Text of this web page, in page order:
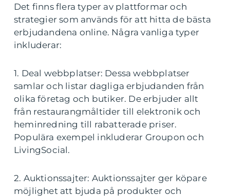
Det finns flera typer av plattformar och
strategier som används för att hitta de bästa
erbjudandena online. Några vanliga typer
inkluderar:
1. Deal webbplatser: Dessa webbplatser
samlar och listar dagliga erbjudanden från
olika företag och butiker. De erbjuder allt
från restaurangmåltider till elektronik och
heminredning till rabatterade priser.
Populära exempel inkluderar Groupon och
LivingSocial.
2. Auktionssajter: Auktionssajter ger köpare
möjlighet att bjuda på produkter och